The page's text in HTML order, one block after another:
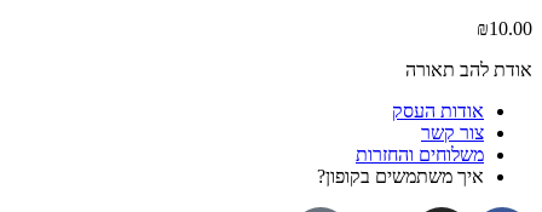
₪
להב תאורה
אודות העסק
צור קשר
משלוחים והחזרות
איך משתמשים בקופון?